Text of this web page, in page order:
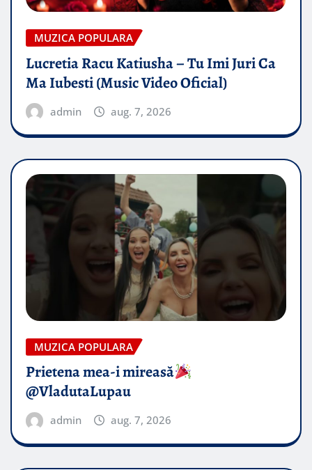
MUZICA POPULARA
Lucretia Racu Katiusha – Tu Imi Juri Ca
Ma Iubesti (Music Video Oficial)
admin aug. 7, 2026
MUZICA POPULARA
Prietena mea-i mireasă​
@VladutaLupau
admin aug. 7, 2026